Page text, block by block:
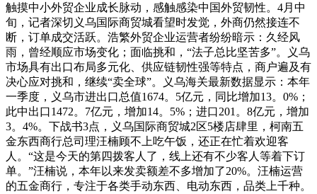
触摸中小外贸企业成长脉动，感触感染中国外贸韧性。4月中
旬，记者深切义乌国际商贸城看望时发觉，外商仍然接连不
断，订单成交活跃。浩繁外贸企业运营者纷纷暗示：久经风
雨，曾经顺应市场变化；面临挑和，“法子总比坚苦多”。义乌
市场具有出口布局多元化、供应链韧性强等特点，商户遍及有
决心应对挑和，继续“卖全球”。义乌海关最新数据显示：本年
一季度，义乌市进出口总值1674。5亿元，同比增加13。0%；
此中出口1472。7亿元，增加14。5%；进口201。8亿元，增加
3。4%。下战书3点，义乌国际商贸城2区5楼店肆里，柯南五
金东西商行总司理汪楠顾不上吃午饭，还正在忙着欢迎客
人。“这是今天的第四拨客人了，线上还有不少客人等着下订
单。”汪楠说，本年以来发卖额差不多增加了20%。汪楠运营
的五金商行，专注于各类手动东西、电动东西，品类上千种。